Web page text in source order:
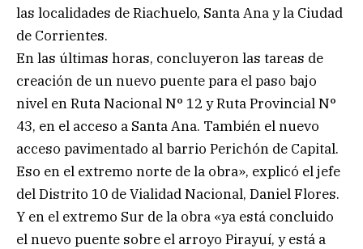
las localidades de Riachuelo, Santa Ana y la Ciudad
de Corrientes.
En las últimas horas, concluyeron las tareas de
creación de un nuevo puente para el paso bajo
nivel en Ruta Nacional N° 12 y Ruta Provincial N°
43, en el acceso a Santa Ana. También el nuevo
acceso pavimentado al barrio Perichón de Capital.
Eso en el extremo norte de la obra», explicó el jefe
del Distrito 10 de Vialidad Nacional, Daniel Flores.
Y en el extremo Sur de la obra «ya está concluido
el nuevo puente sobre el arroyo Pirayuí, y está a